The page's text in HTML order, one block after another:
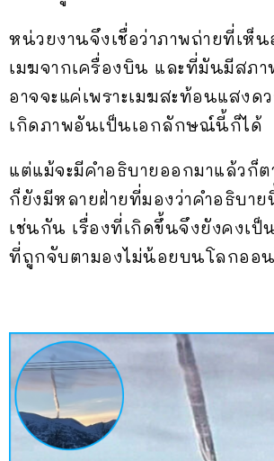
หน่วยงานจึงเชื่อว่าภาพถ่ายที่เห็น
เมฆจากเครื่องบิน และที่มันมีสภ
อาจจะแค่เพราะเมฆสะท้อนแสง
เกิดภาพอันเป็นเอกลักษณ์นี้ก็ได้
แต่แม้จะมีคำอธิบายออกมาแล้วก็
ก็ยังมีหลายฝ่ายที่มองว่าคำอธิบาย
เช่นกัน เรื่องที่เกิดขึ้นจึงยังคงเ
ที่ถูกจับตามองไม่น้อยบนโลกออ